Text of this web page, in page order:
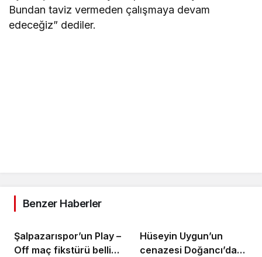
Bundan taviz vermeden çalışmaya devam
edeceğiz” dediler.
Benzer Haberler
Şalpazarıspor’un Play –
Off maç fikstürü belli
Hüseyin Uygun’un
cenazesi Doğancı’da